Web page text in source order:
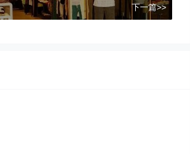
下一篇>>